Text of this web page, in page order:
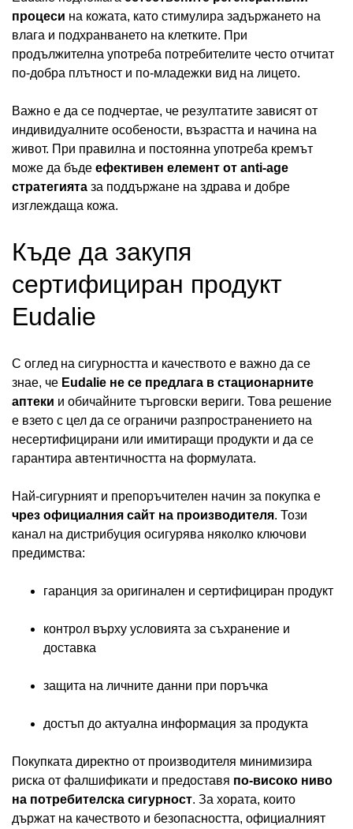
процеси на кожата, като стимулира задържането на
влага и подхранването на клетките. При
продължителна употреба потребителите често отчитат
по-добра плътност и по-младежки вид на лицето.
Важно е да се подчертае, че резултатите зависят от
индивидуалните особености, възрастта и начина на
живот. При правилна и постоянна употреба кремът
може да бъде ефективен елемент от anti-age
стратегията за поддържане на здрава и добре
изглеждаща кожа.
Къде да закупя
сертифициран продукт
Eudalie
С оглед на сигурността и качеството е важно да се
знае, че Eudalie не се предлага в стационарните
аптеки и обичайните търговски вериги. Това решение
е взето с цел да се ограничи разпространението на
несертифицирани или имитиращи продукти и да се
гарантира автентичността на формулата.
Най-сигурният и препоръчителен начин за покупка е
чрез официалния сайт на производителя. Този
канал на дистрибуция осигурява няколко ключови
предимства:
гаранция за оригинален и сертифициран продукт
контрол върху условията за съхранение и
доставка
защита на личните данни при поръчка
достъп до актуална информация за продукта
Покупката директно от производителя минимизира
риска от фалшификати и предоставя по-високо ниво
на потребителска сигурност. За хората, които
държат на качеството и безопасността, официалният